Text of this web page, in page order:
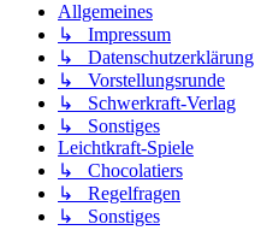
Allgemeines
↳ Impressum
↳ Datenschutzerklärung
↳ Vorstellungsrunde
↳ Schwerkraft-Verlag
↳ Sonstiges
Leichtkraft-Spiele
↳ Chocolatiers
↳ Regelfragen
↳ Sonstiges